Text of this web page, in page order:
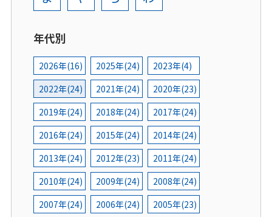
年代別
2026年(16) 2025年(24)
2023年(4)
2022年(24)
2021年(24)
2020年(23)
2019年(24)
2018年(24)
2017年(24)
2016年(24)
2015年(24)
2014年(24)
2013年(24)
2012年(23)
2011年(24)
2010年(24)
2009年(24)
2008年(24)
2007年(24)
2006年(24) 2005年(23)